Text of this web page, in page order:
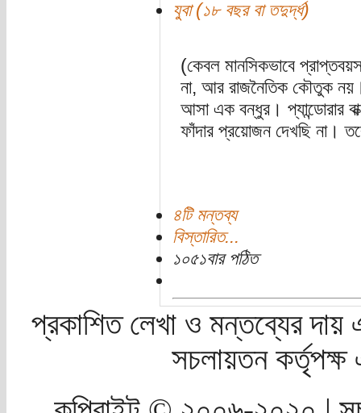
যুবা (১৮ বছর বা তদুর্দ্ধ)
(কেবল মানসিকভাবে
না, আর রাজনৈতিক কৌতুক
আসা এক বন্ধুর। প্যান্ডোরার
ফাঁদার প্রয়োজন দেখছি
৪টি মন্তব্য
বিস্তারিত...
১০৫১বার পঠিত
প্রকাশিত লেখা ও মন্তব্যের দায়
সচলায়তন